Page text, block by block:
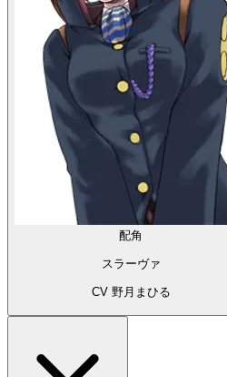
配角
スラーヴァ
CV 野月まひる